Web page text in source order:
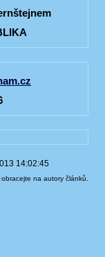
14:02:45
obracejte na autory článků.